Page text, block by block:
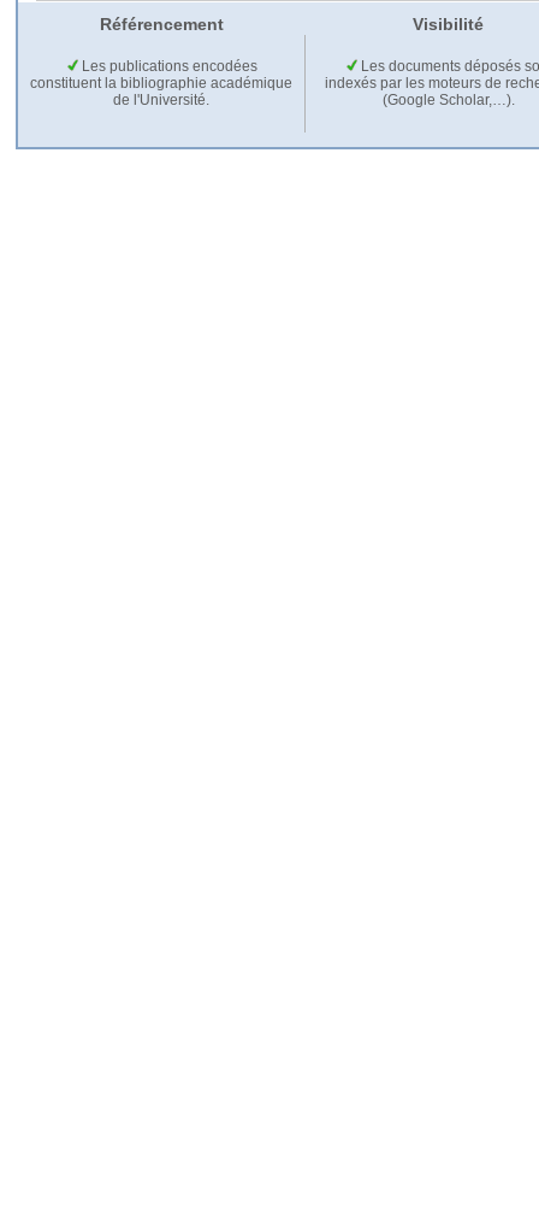
Référencement Visibilité
Les publications encodées
constituent la bibliographie académique
de l'Université.
Les documents déposés
indexés par les moteurs de
(Google Scholar,…).